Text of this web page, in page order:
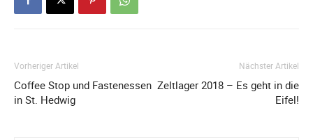
Vorheriger Artikel
Coffee Stop und Fastenessen
in St. Hedwig
Nächster Artikel
Zeltlager 2018 – Es geht in die
Eifel!